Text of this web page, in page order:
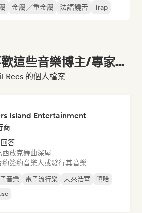
金屬／重金屬 法語饒舌 Trap
這些音樂博主/專家...
Recs 的個人檔案
Island Entertainment
商
答
西放克舞曲深屋
約簽約音樂人或發行其音樂
音樂 電子流行樂 未來浩室
嘻哈